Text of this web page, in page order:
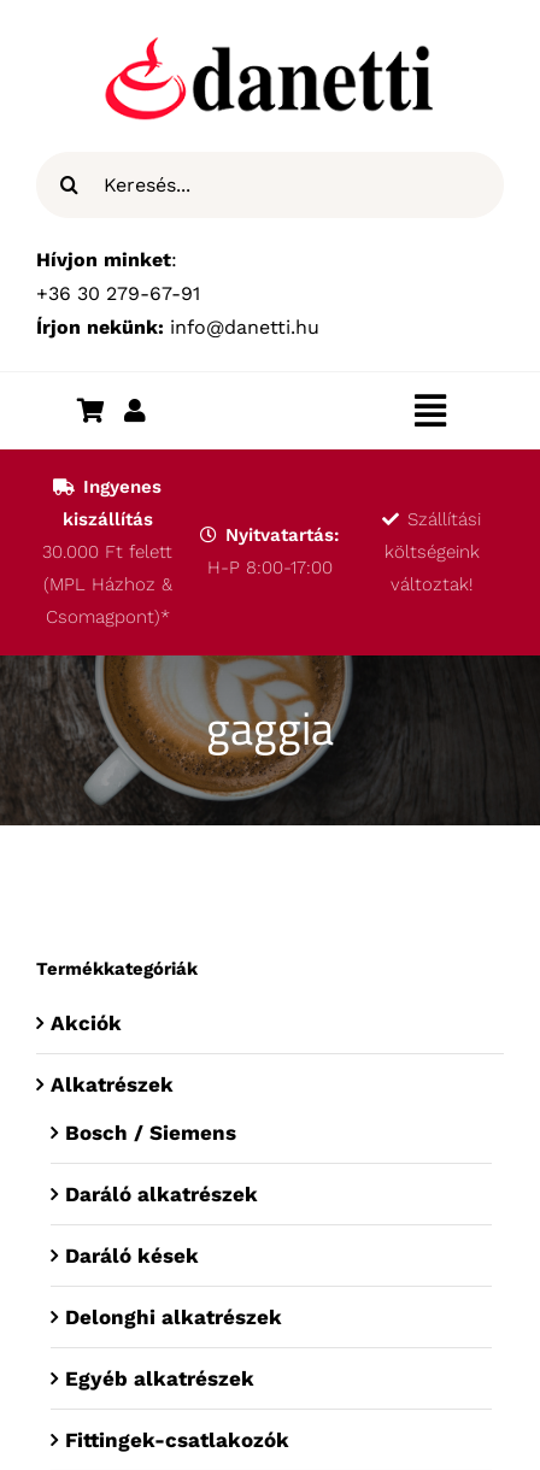
Hívjon minket:
+36 30 279-67-91
Írjon nekünk: info@danetti.hu
Toggle
Kezdőlap
Termékeink
Robbantott ábrák
Kapcsolat
Ingyenes
kiszállítás
30.000 Ft felett
(MPL Házhoz &
Csomagpont)*
Nyitvatartás:
H-P 8:00-17:00
Szállítási
költségeink
változtak!
gaggia
Termékkategóriák
Akciók
Alkatrészek
Bosch / Siemens
Daráló alkatrészek
Daráló kések
Delonghi alkatrészek
Egyéb alkatrészek
Fittingek-csatlakozók